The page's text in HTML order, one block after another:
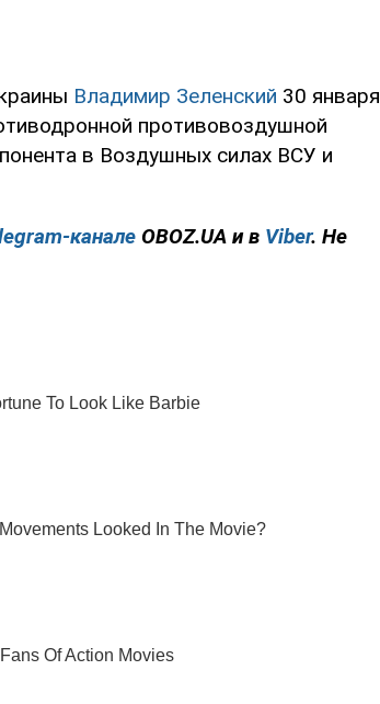
Владимир Зеленский 30 января
противовоздушной
в Воздушных силах ВСУ и
канале OBOZ.UA и в Viber. Не